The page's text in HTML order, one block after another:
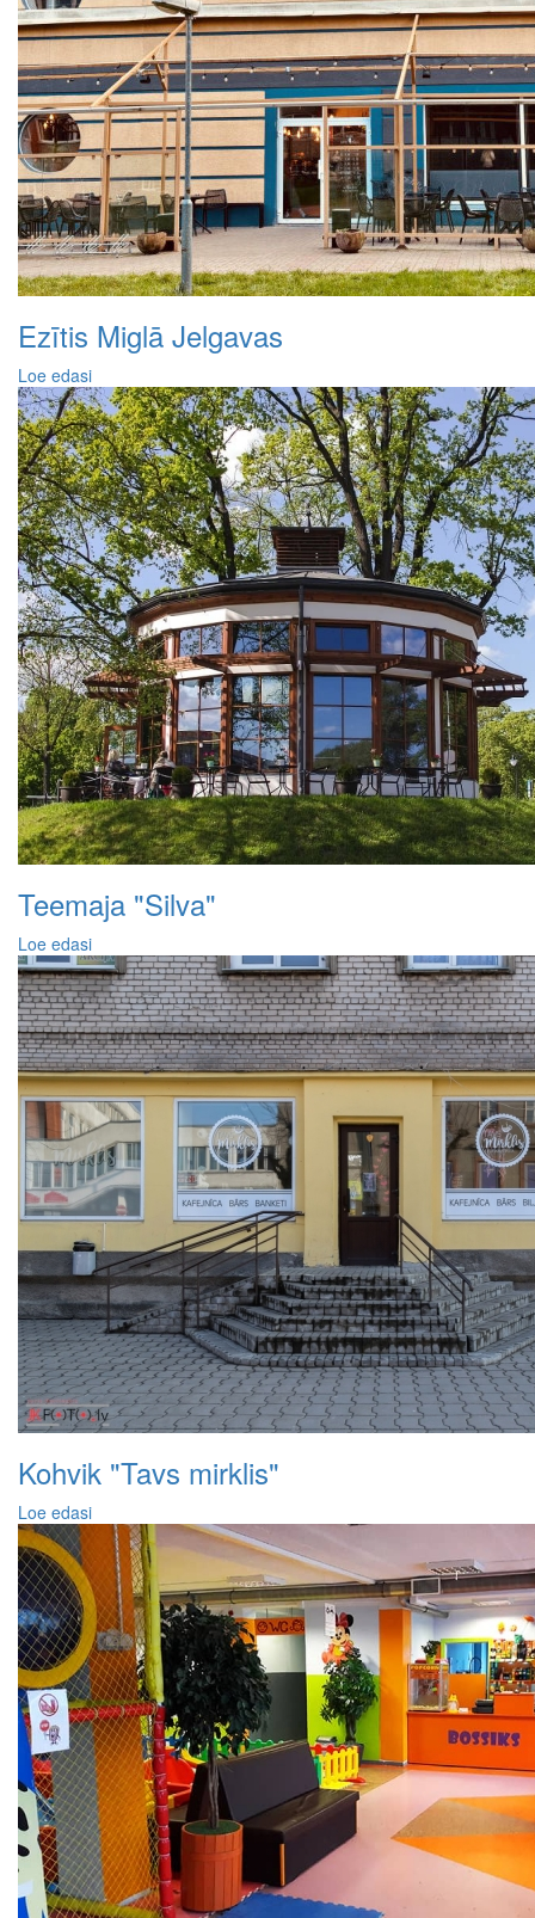
Ezītis Miglā Jelgavas
Loe edasi
Teemaja "Silva"
Loe edasi
Kohvik "Tavs mirklis"
Loe edasi